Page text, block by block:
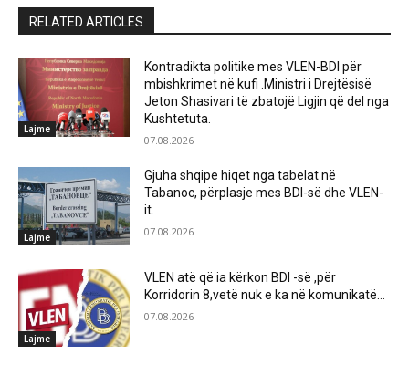
RELATED ARTICLES
Lajme
Kontradikta politike mes VLEN-BDI për
mbishkrimet në kufi .Ministri i Drejtësisë
Jeton Shasivari të zbatojë Ligjin që del nga
Kushtetuta.
07.08.2026
Lajme
Gjuha shqipe hiqet nga tabelat në
Tabanoc, përplasje mes BDI-së dhe VLEN-
it.
07.08.2026
Lajme
VLEN atë që ia kërkon BDI -së ,për
Korridorin 8,vetë nuk e ka në komunikatë…
07.08.2026